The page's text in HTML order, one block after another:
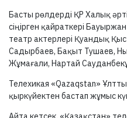
Басты рөлдерді ҚР Халық
сіңірген қайраткері
театр актерлері Қуандық
Садырбаев, Бақыт Тушаев,
Жұмағали, Нартай
Телехикая «Qazaqstan»
қыркүйектен бастап жұмыс